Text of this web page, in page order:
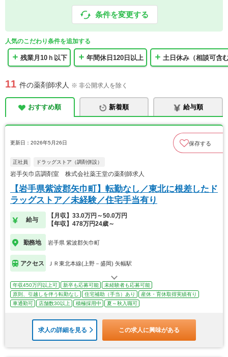
条件を変更する
人気のこだわり条件を追加する
残業月10ｈ以下 年間休日120日以上 土日休み（相談可含
11 件の薬剤師求人 ※ 非公開求人を除く
おすすめ順 新着順 給与順
更新日：2026年5月26日 保存する
正社員 ドラッグストア（調剤併設）
岩手矢巾店調剤室 株式会社薬王堂の薬剤師求人
【岩手県紫波郡矢巾町】転勤なし／東北に根差したド
ラッグストア／未経験／住宅手当有り
給与
【月収】33.0万円～50.0万円
【年収】478万円24歳～
勤務地 岩手県 紫波郡矢巾町
アクセス ＪＲ東北本線(上野－盛岡) 矢幅駅
年収450万円以上可 新卒も応募可能
未経験者も応募可能
原則、引越しを伴う転勤なし
住宅補助（手当）あり
産休・育休取得実績有り
車通勤可
店舗数30以上 積極採用中 夏～秋入職可
求人の詳細を見る この求人に興味がある